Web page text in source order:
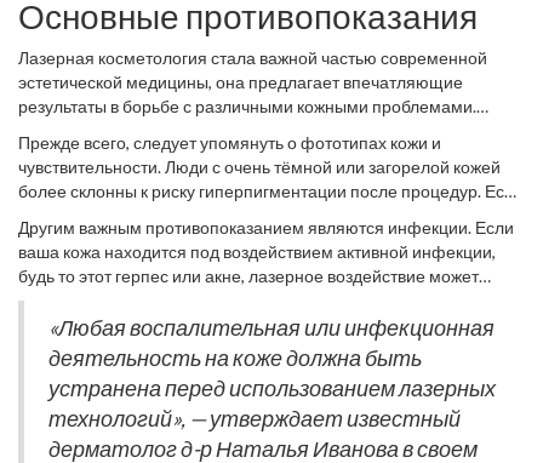
Основные противопоказания
Лазерная косметология стала важной частью современной
эстетической медицины, она предлагает впечатляющие
результаты в борьбе с различными кожными проблемами.
быть небезопасны для некоторых людей. Наиболее значимыми
противопоказаниями являются определённые состояния кожи
и здоровья, которые могут либо ухудшить текущие симптомы,
либо привести к новым проблемам.
Прежде всего, следует упомянуть о фототипах кожи и
чувствительности. Люди с очень тёмной или загорелой кожей
более склонны к риску гиперпигментации после процедур. Если
ожогу в результате предыдущих сеансов, возможно, стоит
пересмотреть использование лазера. Это не только поможет
избежать нежелательных эффектов, но и сохранит результаты
Другим важным противопоказанием являются инфекции. Если
ваша кожа находится под воздействием активной инфекции,
будь то этот герпес или акне, лазерное воздействие может
усугубить ситуацию, распространив бактерии и вирусы.
Подобное может также случиться, если иммунитет человека
снижен. Дерматологи рекомендуют воздержаться от процедур
вплоть до полного выздоровления.
«Любая воспалительная или инфекционная
деятельность на коже должна быть
устранена перед использованием лазерных
технологий», — утверждает известный
дерматолог д-р Наталья Иванова в своем